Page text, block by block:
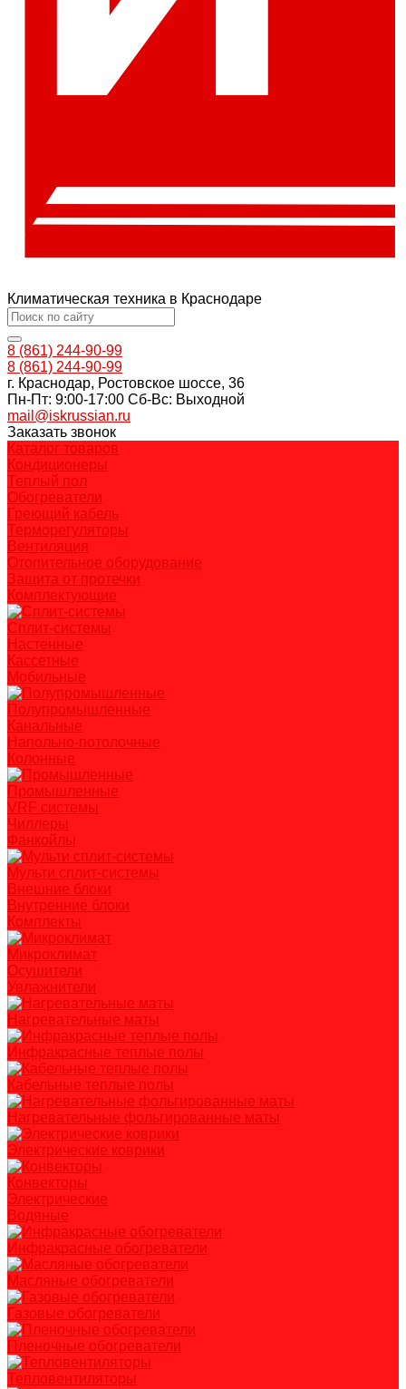
Климатическая техника в Краснодаре
8 (861) 244-90-99
8 (861) 244-90-99
г. Краснодар, Ростовское шоссе, 36
Пн-Пт: 9:00-17:00 Cб-Вс: Выходной
mail@iskrussian.ru
Заказать звонок
Каталог товаров
Кондиционеры
Теплый пол
Обогреватели
Греющий кабель
Терморегуляторы
Вентиляция
Отопительное оборудование
Защита от протечки
Комплектующие
Сплит-системы
Настенные
Кассетные
Мобильные
Полупромышленные
Канальные
Напольно-потолочные
Колонные
Промышленные
VRF системы
Чиллеры
Фанкойлы
Мульти сплит-системы
Внешние блоки
Внутренние блоки
Комплекты
Микроклимат
Осушители
Увлажнители
Нагревательные маты
Инфракрасные теплые полы
Кабельные теплые полы
Нагревательные фольгированные маты
Электрические коврики
Конвекторы
Электрические
Водяные
Инфракрасные обогреватели
Масляные обогреватели
Газовые обогреватели
Пленочные обогреватели
Тепловентиляторы